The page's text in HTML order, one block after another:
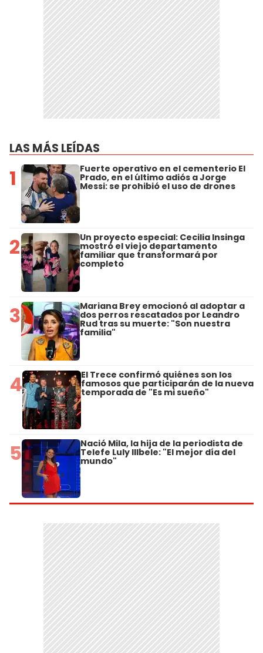
LAS MÁS LEÍDAS
1 Fuerte operativo en el cementerio El
Prado, en el último adiós a Jorge
Messi: se prohibió el uso de drones
2 Un proyecto especial: Cecilia Insinga
mostró el viejo departamento
familiar que transformará por
completo
3 Mariana Brey emocionó al adoptar a
dos perros rescatados por Leandro
Rud tras su muerte: "Son nuestra
familia"
4 El Trece confirmó quiénes son los
famosos que participarán de la nueva
temporada de "Es mi sueño"
5 Nació Mila, la hija de la periodista de
Telefe Luly Illbele: "El mejor día del
mundo"